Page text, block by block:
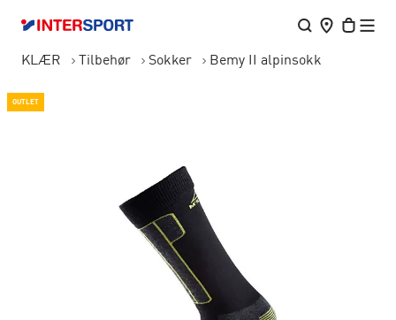
KLÆR Tilbehør Sokker Bemy II alpinsokk
OUTLET